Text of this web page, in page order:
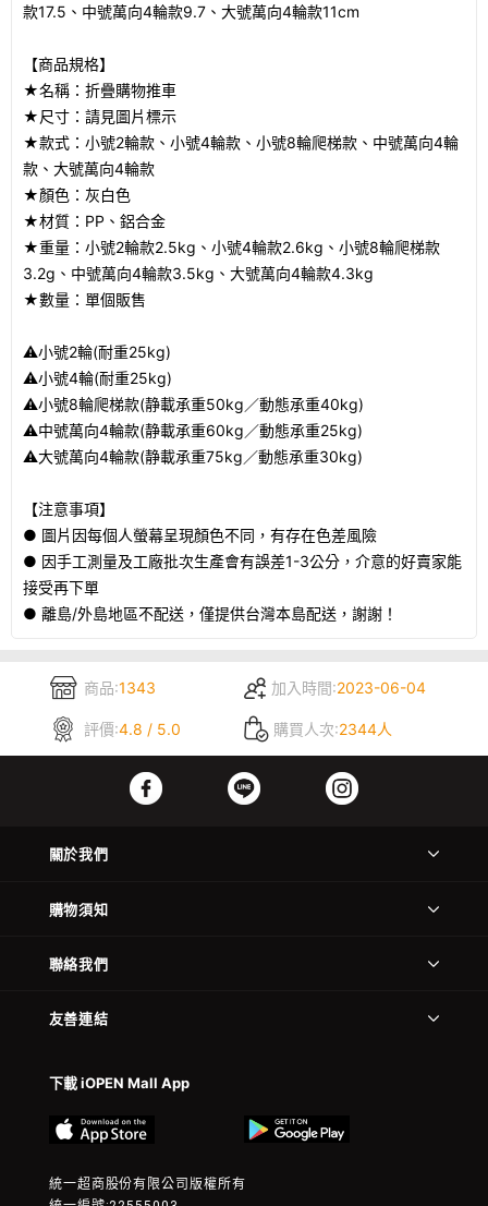
款17.5、中號萬向4輪款9.7、大號萬向4輪款11cm
【商品規格】
★名稱：折疊購物推車
★尺寸：請見圖片標示
★款式：小號2輪款、小號4輪款、小號8輪爬梯款、中號萬向4輪
款、大號萬向4輪款
★顏色：灰白色
★材質：PP、鋁合金
★重量：小號2輪款2.5kg、小號4輪款2.6kg、小號8輪爬梯款
3.2g、中號萬向4輪款3.5kg、大號萬向4輪款4.3kg
★數量：單個販售
⚠️小號2輪(耐重25kg)
⚠️小號4輪(耐重25kg)
⚠️小號8輪爬梯款(静載承重50kg／動態承重40kg)
⚠️中號萬向4輪款(静載承重60kg／動態承重25kg)
⚠️大號萬向4輪款(静載承重75kg／動態承重30kg)
【注意事項】
● 圖片因每個人螢幕呈現顏色不同，有存在色差風險
● 因手工測量及工廠批次生產會有誤差1-3公分，介意的好賣家能
接受再下單
● 離島/外島地區不配送，僅提供台灣本島配送，謝謝！
商品:1343 加入時間:2023-06-04
評價:4.8 / 5.0 購買人次:2344人
關於我們
購物須知
聯絡我們
友善連結
下載 iOPEN Mall App
統一超商股份有限公司版權所有